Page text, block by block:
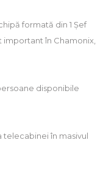
formată din 1 Șef
important în Chamonix,
disponibile
telecabinei în masivul